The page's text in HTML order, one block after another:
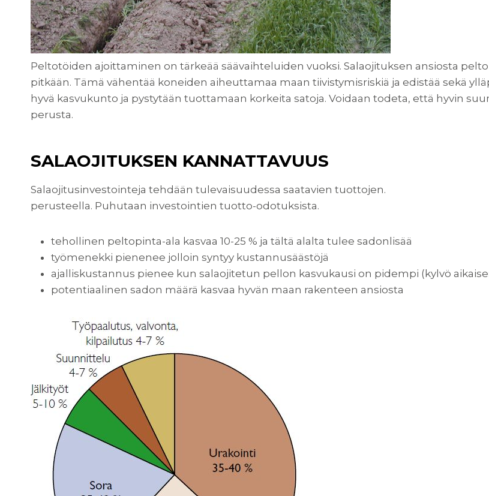
Peltotöiden ajoittaminen on tärkeää säävaihteluiden vuoksi. Salaojituksen ansiosta
pitkään. Tämä vähentää koneiden aiheuttamaa maan tiivistymisriskiä ja edistää sekä
hyvä kasvukunto ja pystytään tuottamaan korkeita satoja. Voidaan todeta, että hyvin
perusta.
SALAOJITUKSEN KANNATTAVUUS
Salaojitusinvestointeja tehdään tulevaisuudessa saatavien tuottojen.
perusteella. Puhutaan investointien tuotto-odotuksista.
tehollinen peltopinta-ala kasvaa 10-25 % ja tältä alalta tulee sadonlisää
työmenekki pienenee jolloin syntyy kustannusäästöjä
ajalliskustannus pienee kun salaojitetun pellon kasvukausi on pidempi (kylvö
potentiaalinen sadon määrä kasvaa hyvän maan rakenteen ansiosta